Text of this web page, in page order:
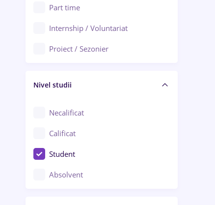
Baia Mare
Bârlad
Bistrița (Bistrița-Năsăud)
Audit / Consultanță
Auto / Echipamente
Automatizări
Cercetare - dezvoltare
Chimie / Biochimie
Confecții / Design vestimentar
Construcții / Instalații
Controlul calității
Part time
Internship / Voluntariat
Proiect / Sezonier
Nivel studii
Necalificat
Calificat
Student
Absolvent